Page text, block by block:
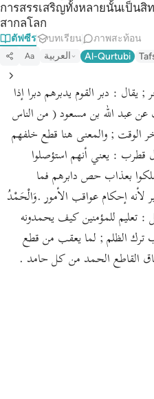
การสรรเสริญทั้งหลายนั้นเป็นสิ
สากลโลก
ตัฟซีร บทเรียน ภาพสะท้อน
Aa العربية Al-Qurtubi
; يقال : دبر القوم يدبرهم دبرا إذا
عبد الله بن مسعود ( من الناس
الوقت ; والمعنى هنا قطع خلفهم
قطرب : يعني أنهم استؤصلوا
بعذاب حص دابرهم فما
لأنه إحكام عواقب الأمور .وَالْحَمْدُ
: تعليم للمؤمنين كيف يحمدونه
الظلم ; لما يعقب من قطع
القاطع الحمد من كل حامد .